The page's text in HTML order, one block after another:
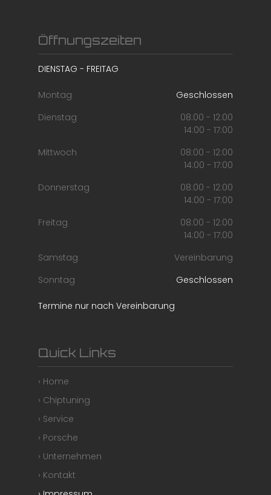
Öffnungszeiten
DIENSTAG - FREITAG
Montag
Geschlossen
Dienstag
08:00 - 12:00
14:00 - 17:00
Mittwoch
08:00 - 12:00
14:00 - 17:00
Donnerstag
08:00 - 12:00
14:00 - 17:00
Freitag
08:00 - 12:00
14:00 - 17:00
Samstag
Vereinbarung
Sonntag
Geschlossen
Termine nur nach Vereinbarung
Quick Links
› Home
› Chiptuning
› Service
› Porsche
› Unternehmen
› Kontakt